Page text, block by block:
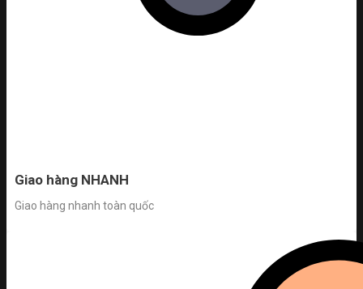
Giao hàng NHANH
Giao hàng nhanh toàn quốc